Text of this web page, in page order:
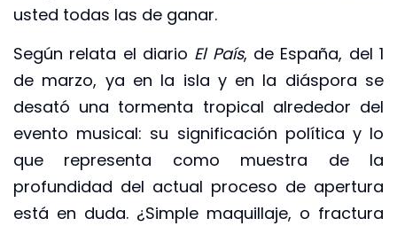
usted todas las de ganar.
Según relata el diario El País, de España, del 1
de marzo, ya en la isla y en la diáspora se
desató una tormenta tropical alrededor del
evento musical: su significación política y lo
que representa como muestra de la
profundidad del actual proceso de apertura
está en duda. ¿Simple maquillaje, o fractura